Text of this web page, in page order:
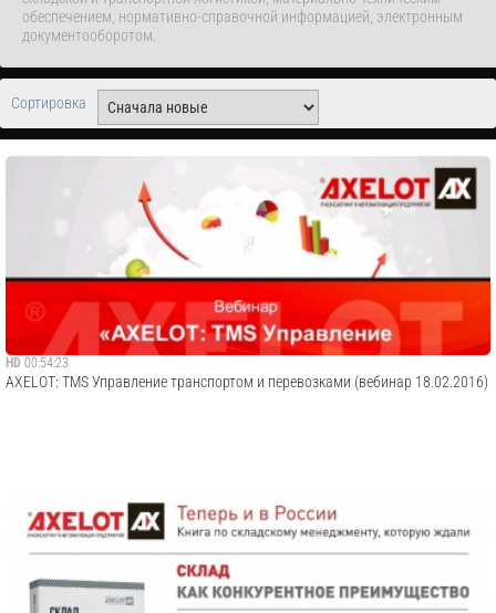
обеспечением, нормативно-справочной информацией, электронным
документооборотом.
Сортировка
HD 00:54:23
AXELOT: TMS Управление транспортом и перевозками (вебинар 18.02.2016)